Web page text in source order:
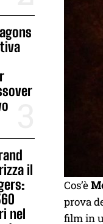
il
nel
Cos’è
prova
film in